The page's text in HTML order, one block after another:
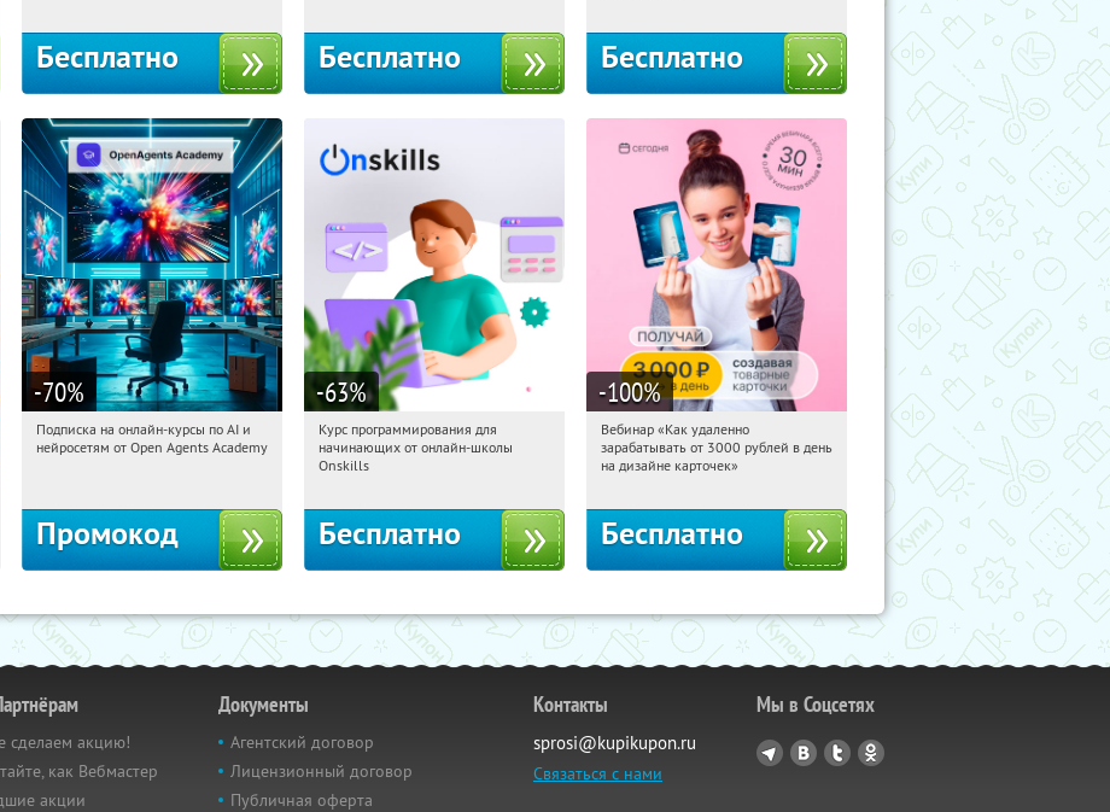
Бесплатно Бесплатно Бесплатно
-70%
10:42:35 Получили:
Подписка на онлайн-курсы по AI и
нейросетям от Open Agents Academy
Промокод
-63%
10:42:35 Получили:
Россия
Курс программирования для
начинающих от онлайн-школы
Onskills
Бесплатно
-100%
10:42:35 Получили:
Россия
Вебинар «Как удаленно
зарабатывать от 3000 рублей в день
на дизайне карточек»
Бесплатно
сделаем акцию!
как Вебмастер
акции
Документы
Агентский договор
Лицензионный договор
Публичная оферта
Контакты
sprosi@kupikupon.ru
Связаться с нами
Мы в Соцсетях